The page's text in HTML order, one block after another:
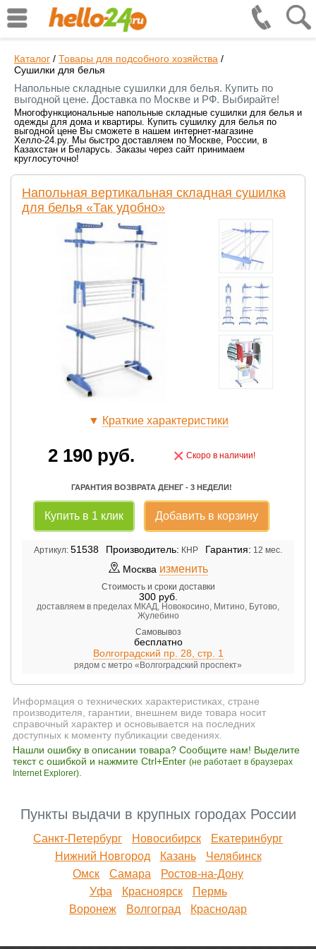
Каталог / Товары для подсобного хозяйства /
Сушилки для белья
Напольные складные сушилки для белья. Купить по
выгодной цене. Доставка по Москве и РФ. Выбирайте!
Многофункциональные напольные складные сушилки для белья и
одежды для дома и квартиры. Купить сушилку для белья по
выгодной цене Вы сможете в нашем интернет-магазине
Хелло-24.ру. Мы быстро доставляем по Москве, России, в
Казахстан и Беларусь. Заказы через сайт принимаем
круглосуточно!
Напольная вертикальная складная сушилка
для белья «Так удобно»
▼ Краткие характеристики
2 190 руб. × Скоро в наличии!
ГАРАНТИЯ ВОЗВРАТА ДЕНЕГ - 3 НЕДЕЛИ!
Купить в 1 клик Добавить в корзину
Артикул: 51538 Производитель: КНР Гарантия: 12 мес.
Москва изменить
Стоимость и сроки доставки
300руб.
доставляем в пределах МКАД, Новокосино, Митино, Бутово,
Жулебино
Самовывоз
бесплатно
Волгоградский пр. 28, стр. 1
рядом с метро «Волгоградский проспект»
Информация о технических характеристиках, стране
производителя, гарантии, внешнем виде товара носит
справочный характер и основывается на последних
доступных к моменту публикации сведениях.
Нашли ошибку в описании товара? Сообщите нам! Выделите
текст с ошибкой и нажмите Ctrl+Enter (не работает в браузерах
Internet Explorer)
Пункты выдачи в крупных городах России
Санкт-Петербург Новосибирск
Екатеринбург
Нижний Новгород
Казань
Челябинск
Омск
Самара
Ростов-на-Дону
Уфа
Красноярск
Пермь
Воронеж
Волгоград Краснодар